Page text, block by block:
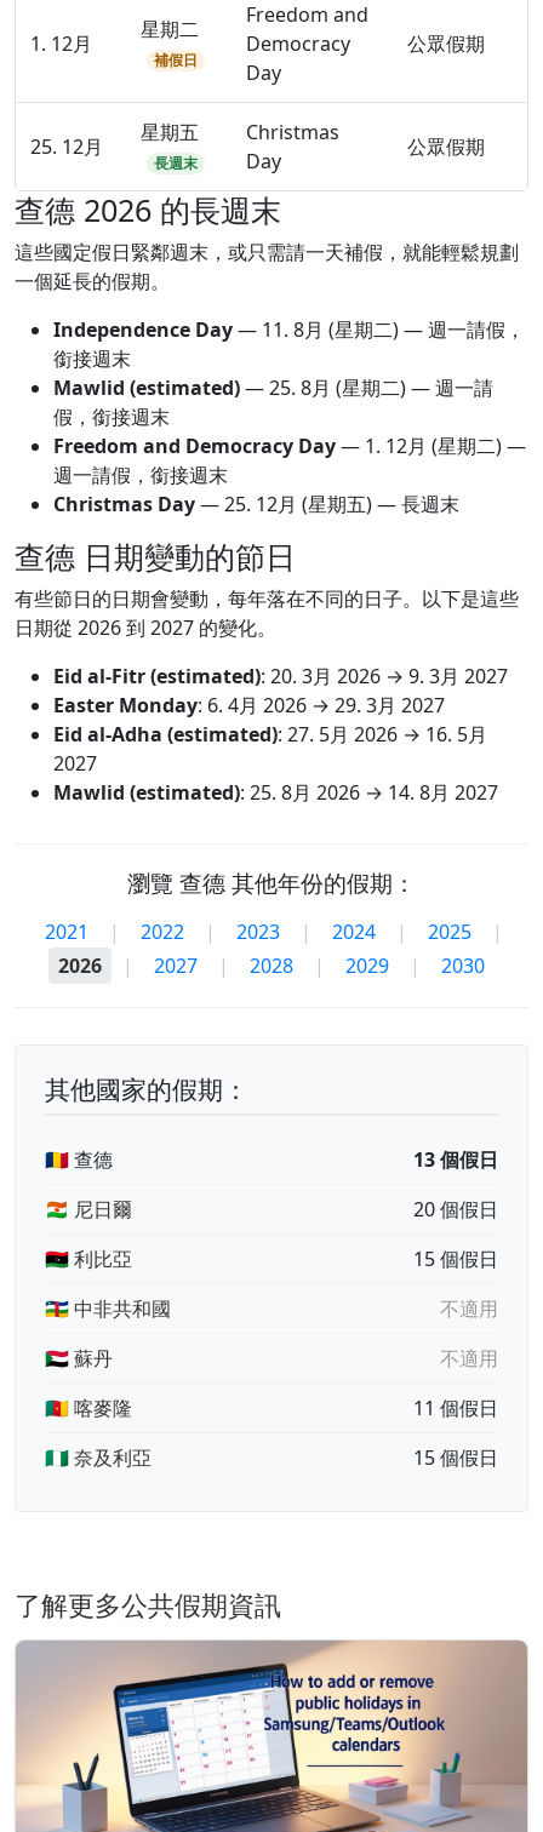
1. 12月
星期二
補假日
Freedom and
Democracy
Day
公眾假期
25. 12月
星期五
長週末
Christmas
Day
公眾假期
查德 2026 的長週末
這些國定假日緊鄰週末，或只需請一天補假，就能輕鬆規劃
一個延長的假期。
Independence Day— 11. 8月 (星期二) — 週一請假，
銜接週末
Mawlid (estimated)—25. 8月 (星期二) — 週一請
假，銜接週末
Freedom and Democracy Day— 1. 12月 (星期二) —
週一請假，銜接週末
Christmas Day—25. 12月 (星期五) — 長週末
查德 日期變動的節日
有些節日的日期會變動，每年落在不同的日子。以下是這些
日期從 2026 到 2027 的變化。
Eid al-Fitr (estimated): 20. 3月 2026 → 9. 3月 2027
Easter Monday: 6. 4月 2026 → 29. 3月 2027
Eid al-Adha (estimated): 27. 5月 2026 → 16. 5月
2027
Mawlid (estimated): 25. 8月 2026 → 14. 8月 2027
瀏覽 查德 其他年份的假期：
2021 | 2022 | 2023 | 2024 | 2025
|
2026
| 2027 | 2028 | 2029 | 2030
其他國家的假期：
🇹🇩 查德
13 個假日
🇳🇪 尼日爾
20 個假日
🇱🇾 利比亞
15 個假日
🇨🇫 中非共和國
不適用
🇸🇩 蘇丹
不適用
🇨🇲 喀麥隆
11 個假日
🇳🇬 奈及利亞
15 個假日
了解更多公共假期資訊